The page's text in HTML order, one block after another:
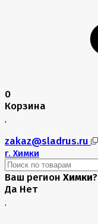
0
Корзина
zakaz@sladrus.ru
г. Химки
Ваш регион Химки?
Да Нет